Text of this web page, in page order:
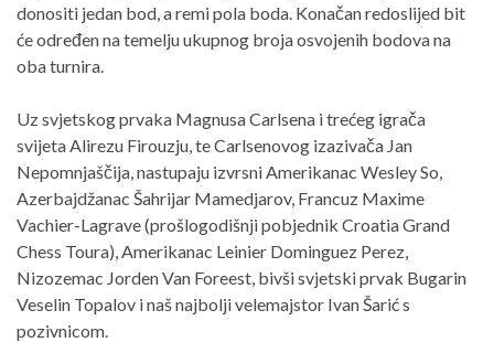
donositi jedan bod, a remi pola boda. Konačan redoslijed bit
će određen na temelju ukupnog broja osvojenih bodova na
oba turnira.
Uz svjetskog prvaka Magnusa Carlsena i trećeg igrača
svijeta Alirezu Firouzju, te Carlsenovog izazivača Jan
Nepomnjaščija, nastupaju izvrsni Amerikanac Wesley So,
Azerbajdžanac Šahrijar Mamedjarov, Francuz Maxime
Vachier-Lagrave (prošlogodišnji pobjednik Croatia Grand
Chess Toura), Amerikanac Leinier Dominguez Perez,
Nizozemac Jorden Van Foreest, bivši svjetski prvak Bugarin
Veselin Topalov i naš najbolji velemajstor Ivan Šarić s
pozivnicom.